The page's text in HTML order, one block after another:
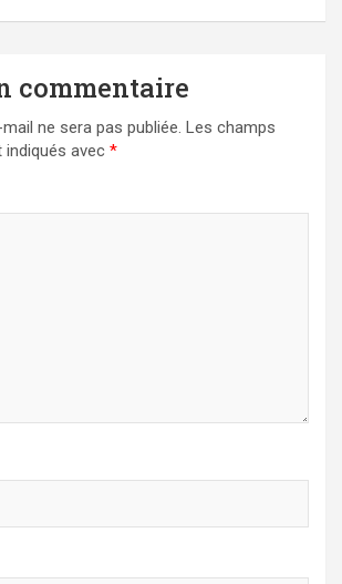
commentaire
ne sera pas publiée. Les champs
avec *